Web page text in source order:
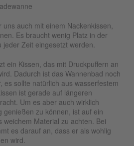
auch mit einem Nackenkissen,
Es braucht wenig Platz in der
jeder Zeit eingesetzt werden.
ein Kissen, das mit Druckpuffern an
Dadurch ist das Wannenbad noch
es sollte natürlich aus wasserfestem
ist gerade auf längeren
Um es aber auch wirklich
genießen zu können, ist auf ein
weichem Material zu achten. Bei
es darauf an, dass er als wohlig
wird.